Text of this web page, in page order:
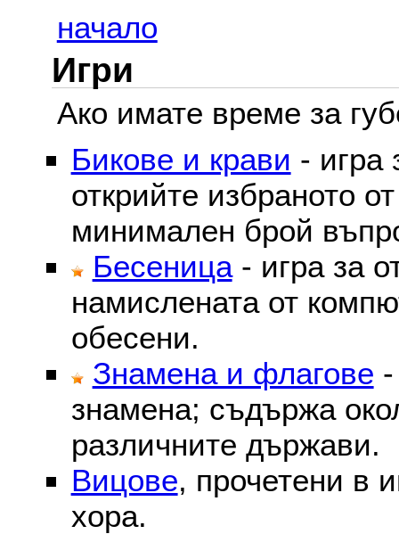
начало
Игри
Ако имате време за
Бикове и крави - игра
открийте избраното
минимален брой
Бесеница- игра за
намислената от
обесени.
Знамена и флагове
знамена; съдържа
различните държави.
Вицове, прочетени в
хора.